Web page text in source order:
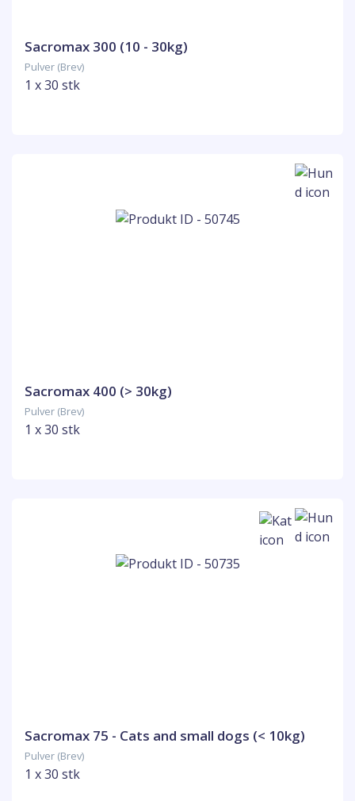
Sacromax 300 (10 - 30kg)
Pulver (Brev)
1 x 30 stk
Sacromax 400 (> 30kg)
Pulver (Brev)
1 x 30 stk
Sacromax 75 - Cats and small dogs (< 10kg)
Pulver (Brev)
1 x 30 stk